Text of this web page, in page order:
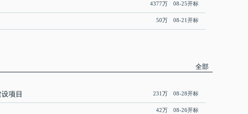
4377万 08-25开标
50万 08-21开标
全部
项目 231万 08-28开标
42万 08-26开标